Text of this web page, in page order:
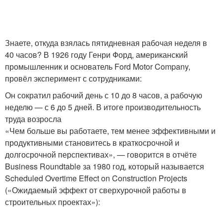
Знаете, откуда взялась пятидневная рабочая неделя в
40 часов? В 1926 году Генри Форд, американский
промышленник и основатель Ford Motor Company,
провёл эксперимент с сотрудниками:
Он сократил рабочий день с 10 до 8 часов, а рабочую
неделю — с 6 до 5 дней. В итоге производительность
труда возросла
«Чем больше вы работаете, тем менее эффективными и
продуктивными становитесь в краткосрочной и
долгосрочной перспективах», — говорится в отчёте
Business Roundtable за 1980 год, который называется
Scheduled Overtime Effect on Construction Projects
(«Ожидаемый эффект от сверхурочной работы в
строительных проектах»):